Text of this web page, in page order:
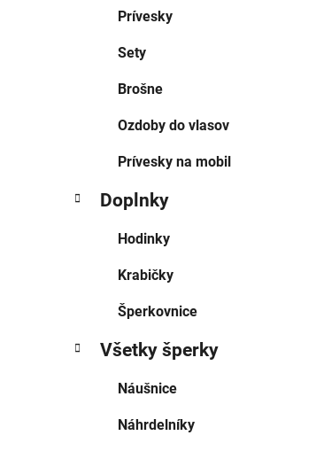
Prívesky
Sety
Brošne
Ozdoby do vlasov
Prívesky na mobil
Doplnky
Hodinky
Krabičky
Šperkovnice
Všetky šperky
Náušnice
Náhrdelníky